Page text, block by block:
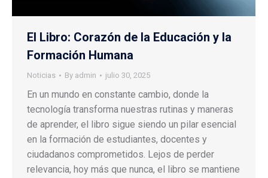
El Libro: Corazón de la Educación y la
Formación Humana
Noticias By admin julio 30, 2025
En un mundo en constante cambio, donde la
tecnología transforma nuestras rutinas y maneras
de aprender, el libro sigue siendo un pilar esencial
en la formación de estudiantes, docentes y
ciudadanos comprometidos. Lejos de perder
relevancia, hoy más que nunca, el libro se mantiene